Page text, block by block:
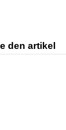
den artikel